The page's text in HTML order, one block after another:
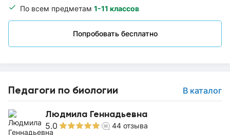
По всем предметам 1-11 классов
Попробовать бесплатно
Педагоги по биологии В каталог
Людмила Геннадьевна
5.0 44 отзыва